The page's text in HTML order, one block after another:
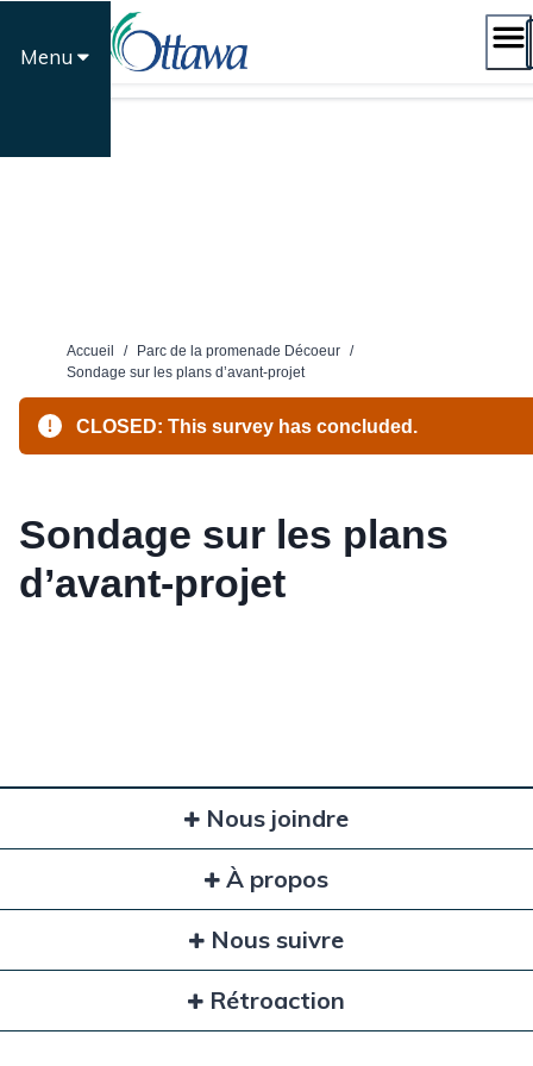
contenu
Menu
Accueil / Parc de la promenade Décoeur /
Sondage sur les plans d’avant-projet
CLOSED: This survey has concluded.
Sondage sur les plans
d’avant-projet
Nous joindre
À propos
Nous suivre
Rétroaction